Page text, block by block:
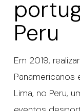
Peru
Em 2019,
Panamericanos
Lima, no Peru,